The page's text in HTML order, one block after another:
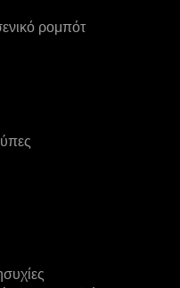
ρομπότ